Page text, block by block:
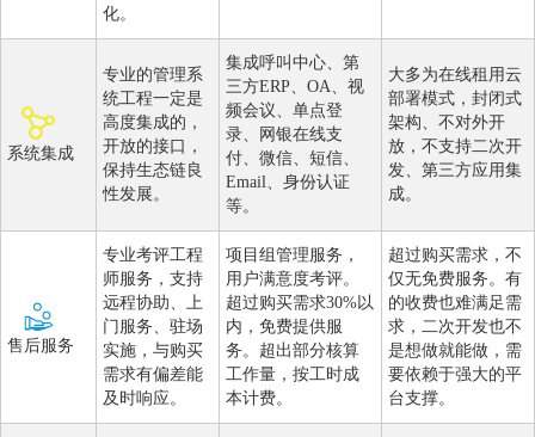
化。
系统集成
专业的管理系
统工程一定是
高度集成的，
开放的接口，
保持生态链良
性发展。
集成呼叫中心、第
三方ERP、OA、视
频会议、单点登
录、网银在线支
付、微信、短信、
Email、身份认证
等。
大多为在线租用云
部署模式，封闭式
架构、不对外开
放，不支持二次开
发、第三方应用集
成。
售后服务
专业考评工程
师服务，支持
远程协助、上
门服务、驻场
实施，与购买
需求有偏差能
及时响应。
项目组管理服务，
用户满意度考评。
超过购买需求30%以
内，免费提供服
务。超出部分核算
工作量，按工时成
本计费。
超过购买需求，不
仅无免费服务。有
的收费也难满足需
求，二次开发也不
是想做就能做，需
要依赖于强大的平
台支撑。